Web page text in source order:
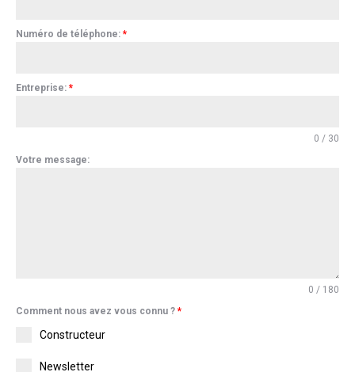
Numéro de téléphone: *
Entreprise: *
0 / 30
Votre message:
0 / 180
Comment nous avez vous connu ? *
Constructeur
Newsletter